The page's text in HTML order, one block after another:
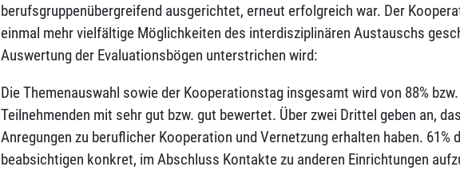
berufsgruppenübergreifend ausgerichtet, erneut erfolgreich war. Der
einmal mehr vielfältige Möglichkeiten des interdisziplinären Austauschs
Auswertung der Evaluationsbögen unterstrichen wird:
Die Themenauswahl sowie der Kooperationstag insgesamt wird von 88% bzw.
Teilnehmenden mit sehr gut bzw. gut bewertet. Über zwei Drittel geben an,
Anregungen zu beruflicher Kooperation und Vernetzung erhalten haben. 61%
beabsichtigen konkret, im Abschluss Kontakte zu anderen Einrichtungen